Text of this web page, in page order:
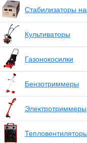
Стабилизаторы
Культиваторы
Газонокосилки
Бензотриммеры
Электротриммеры
Тепловентиляторы